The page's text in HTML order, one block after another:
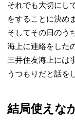
それでも大切にし
をすることに決め
そしてその日のう
海上に連絡をした
三井住友海上には
うつもりだと話を
結局使えな